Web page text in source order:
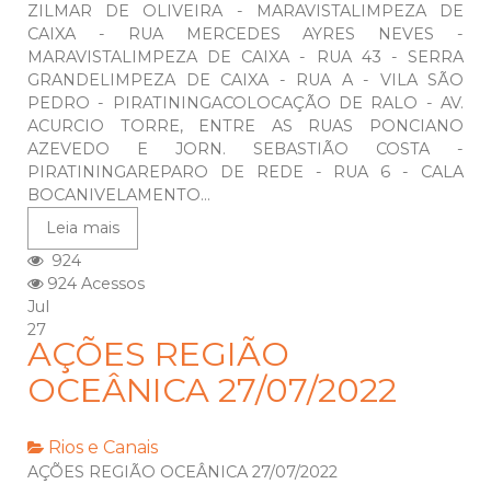
ZILMAR DE OLIVEIRA - MARAVISTALIMPEZA DE
CAIXA - RUA MERCEDES AYRES NEVES -
MARAVISTALIMPEZA DE CAIXA - RUA 43 - SERRA
GRANDELIMPEZA DE CAIXA - RUA A - VILA SÃO
PEDRO - PIRATININGACOLOCAÇÃO DE RALO - AV.
ACURCIO TORRE, ENTRE AS RUAS PONCIANO
AZEVEDO E JORN. SEBASTIÃO COSTA -
PIRATININGAREPARO DE REDE - RUA 6 - CALA
BOCANIVELAMENTO...
Leia mais
924
924 Acessos
Jul
27
AÇÕES REGIÃO
OCEÂNICA 27/07/2022
Rios e Canais
AÇÕES REGIÃO OCEÂNICA 27/07/2022